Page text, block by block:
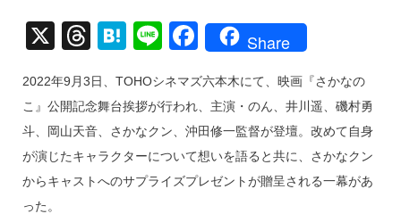
X
T
e
a
d
s
H
e
n
a
Li
e
F
c
e
b
o
Share
2022年9月3日、TOHOシネマズ六本木にて、映画『さかなの
こ』公開記念舞台挨拶が行われ、主演・のん、井川遥、磯村勇
斗、岡山天音、さかなクン、沖田修一監督が登壇。改めて自身
が演じたキャラクターについて想いを語ると共に、さかなクン
からキャストへのサプライズプレゼントが贈呈される一幕があ
った。